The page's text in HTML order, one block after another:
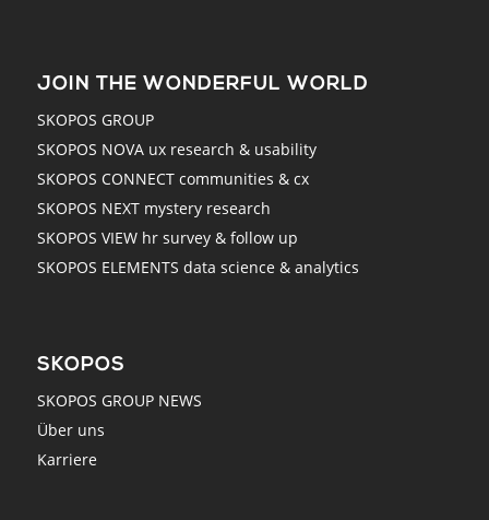
JOIN THE WONDERFUL WORLD
SKOPOS GROUP
SKOPOS NOVA ux research & usability
SKOPOS CONNECT communities & cx
SKOPOS NEXT mystery research
SKOPOS VIEW hr survey & follow up
SKOPOS ELEMENTS data science & analytics
SKOPOS
SKOPOS GROUP NEWS
Über uns
Karriere